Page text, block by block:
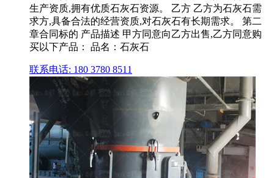
生产资质,拥有优质石灰石资源。 乙方 乙方为石灰石需
求方,具备合法的经营资质,对石灰石有长期需求。 第二
章合同标的 产品描述 甲方同意向乙方出售,乙方同意购
买以下产品： 品名：石灰石
联系电话: 180 3780 8511